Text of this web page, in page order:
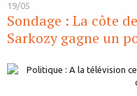
19/05
Sondage : La côte
Sarkozy gagne un